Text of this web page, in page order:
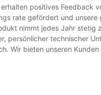
positives Feedback
rate gefördert und
nimmt jedes Jahr stetig
persönlicher technischer
Wir bieten unseren